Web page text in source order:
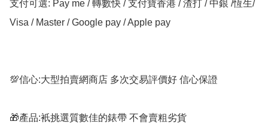
支付可選: Pay me / 轉數快 / 支付寶香港 / 渣打 / 中銀 /恆生/
Visa / Master / Google pay / Apple pay
💯信心:大型拍賣網商店 多次交易評價好 信心保證
🎁產品:衹挑選質數佳的錶帶 不會賣粗劣貨